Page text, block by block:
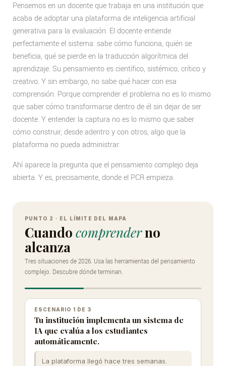
Pensemos en un docente que trabaja en una institución que
acaba de adoptar una plataforma de inteligencia artificial
generativa para la evaluación. El docente entiende
perfectamente el sistema: sabe cómo funciona, quién se
beneficia, qué se pierde en la traducción algorítmica del
aprendizaje. Su pensamiento es científico, sistémico, crítico y
creativo. Y sin embargo, no sabe qué hacer con esa
comprensión. Porque comprender el problema no es lo mismo
que saber cómo transformarse dentro de él sin dejar de ser
docente. Y entender la captura no es lo mismo que saber
cómo construir, desde adentro y con otros, algo que la
plataforma no pueda administrar.
Ahí aparece la pregunta que el pensamiento complejo deja
abierta. Y es, precisamente, donde el PCR empieza.
Simulador
interactivo:
decisiones
docentes
en
límite
pensamiento
complejo
PUNTO 2 · EL LÍMITE DEL MAPA
Cuando comprenderno
alcanza
Tres situaciones de 2026. Usa las herramientas del pensamiento
complejo. Descubre dónde terminan.
ESCENARIO 1 DE 3
Tu institución implementa un sistema de
IA que evalúa a los estudiantes
automáticamente.
La plataforma llegó hace tres semanas.